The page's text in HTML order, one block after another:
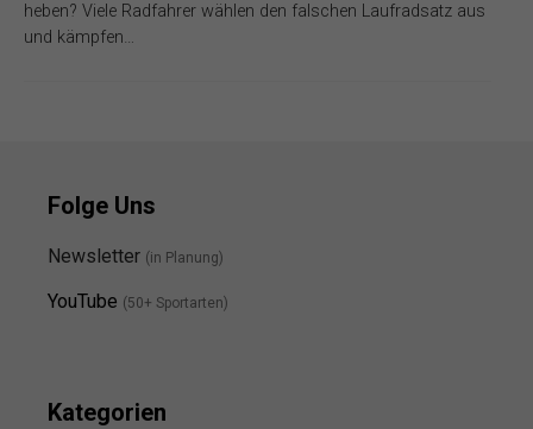
heben? Viele Radfahrer wählen den falschen Laufradsatz aus
und kämpfen…
Folge Uns
Newsletter (in Planung)
YouTube (50+ Sportarten)
Kategorien